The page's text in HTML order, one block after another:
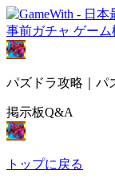
事前ガチャ ゲーム
パズドラ攻略｜パ
掲示板Q&A
トップに戻る